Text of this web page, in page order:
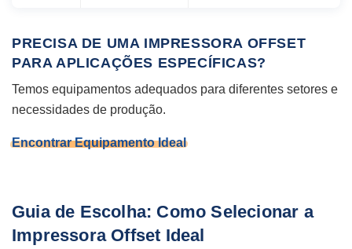
PRECISA DE UMA IMPRESSORA OFFSET
PARA APLICAÇÕES ESPECÍFICAS?
Temos equipamentos adequados para diferentes setores e
necessidades de produção.
Encontrar Equipamento Ideal
Guia de Escolha: Como Selecionar a
Impressora Offset Ideal